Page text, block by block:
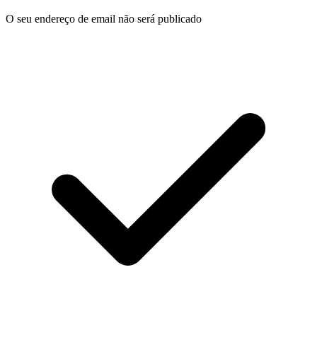
O seu endereço de email não será publicado